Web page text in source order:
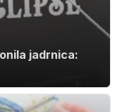
jadrnica: